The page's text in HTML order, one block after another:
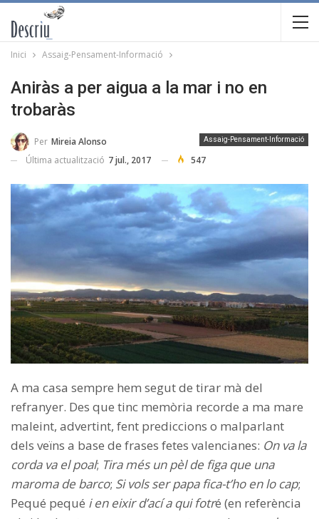
Inici Assaig-Pensament-Informació
Aniràs a per aigua a la mar i no en
trobaràs
Assaig-Pensament-Informació
Per Mireia Alonso
Última actualització 7 jul., 2017 547
A ma casa sempre hem segut de tirar mà del
refranyer. Des que tinc memòria recorde a ma mare
maleint, advertint, fent prediccions o malparlant
dels veïns a base de frases fetes valencianes: On va la
corda va el poal; Tira més un pèl de figa que una
maroma de barco; Si vols ser papa fica-t’ho en lo cap;
Pequé pequé i en eixir d’ací a qui fotré (en referència